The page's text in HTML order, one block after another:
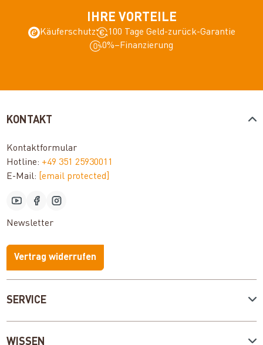
IHRE VORTEILE
Käuferschutz
100 Tage Geld-zurück-Garantie
0%–Finanzierung
SERVICE
WISSEN
KONTAKT
Kontaktformular
Hotline: +49 351 25930011
E-Mail: [email protected]
Newsletter
Vertrag widerrufen